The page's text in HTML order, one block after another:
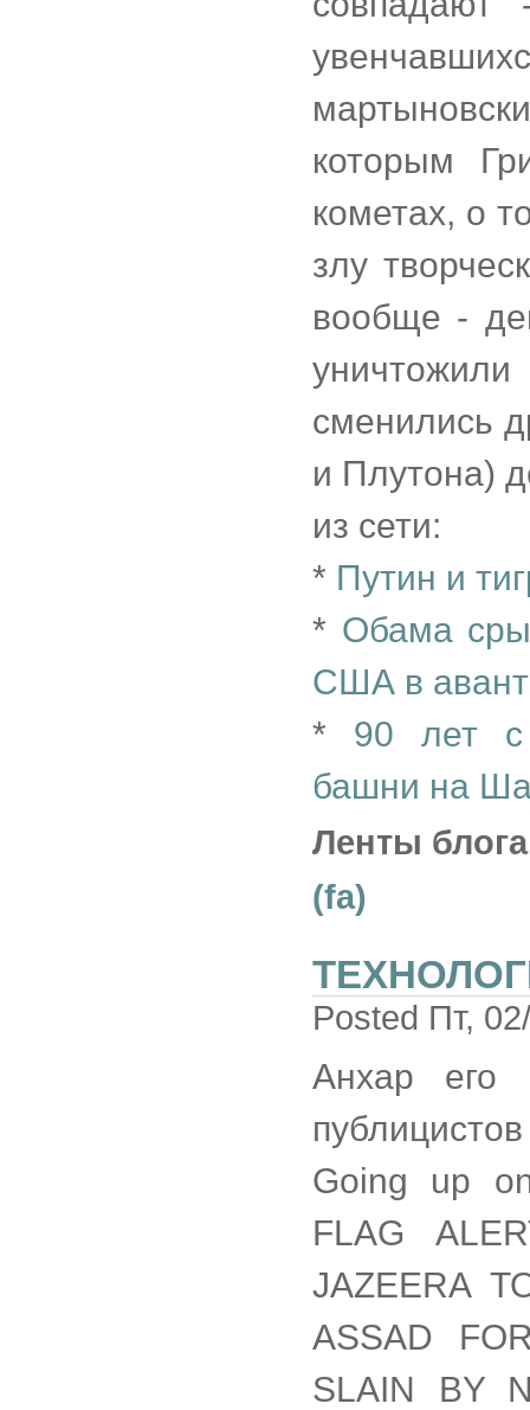
которым
кометах, о
злу
вообще -
сменились
и Плутона)
из сети:
* Путин и
* Обама
США в
* 90 лет с
башни на
Ленты
(fa)
Posted Пт,
Анхар его
Going up
FLAG
JAZEERA
ASSAD
SLAIN BY